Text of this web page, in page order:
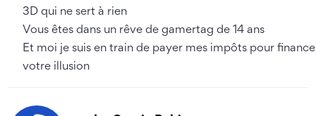
3D qui ne sert à rien
Vous êtes dans un rêve de gamertag de 14 ans
Et moi je suis en train de payer mes impôts pour
votre illusion